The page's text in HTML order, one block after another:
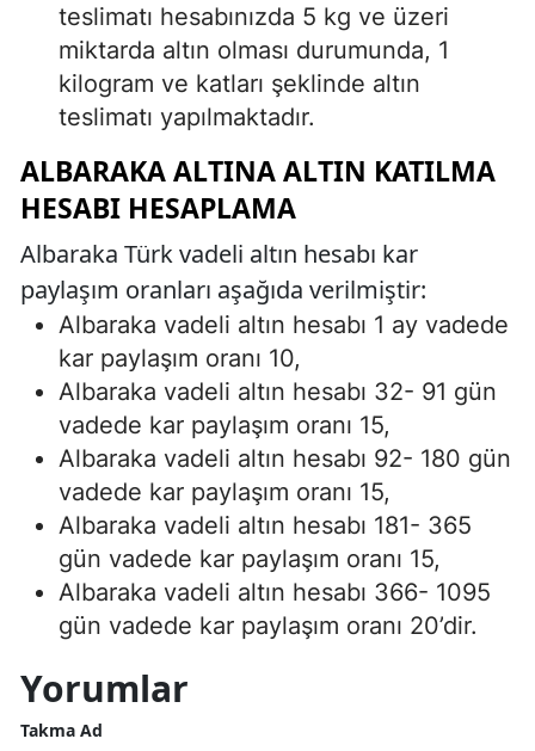
teslimatı hesabınızda 5 kg ve üzeri
miktarda altın olması durumunda, 1
kilogram ve katları şeklinde altın
teslimatı yapılmaktadır.
ALBARAKA ALTINA ALTIN KATILMA
HESABI HESAPLAMA
Albaraka Türk vadeli altın hesabı kar
paylaşım oranları aşağıda verilmiştir:
Albaraka vadeli altın hesabı 1 ay vadede
kar paylaşım oranı 10,
Albaraka vadeli altın hesabı 32- 91 gün
vadede kar paylaşım oranı 15,
Albaraka vadeli altın hesabı 92- 180 gün
vadede kar paylaşım oranı 15,
Albaraka vadeli altın hesabı 181- 365
gün vadede kar paylaşım oranı 15,
Albaraka vadeli altın hesabı 366- 1095
gün vadede kar paylaşım oranı 20’dir.
Yorumlar
Takma Ad